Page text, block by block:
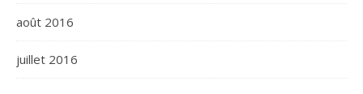
août 2016
juillet 2016